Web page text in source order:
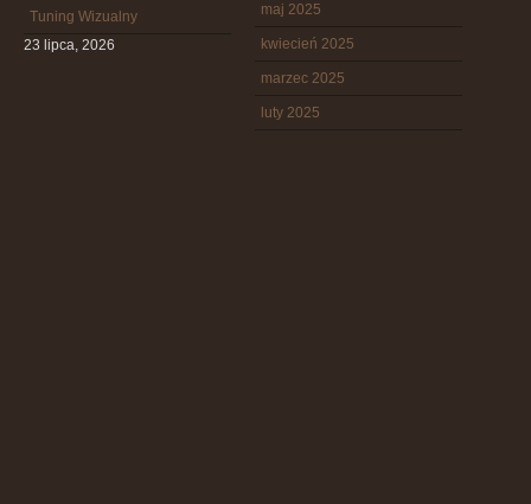
Tuning Wizualny
23 lipca, 2026
maj 2025
kwiecień 2025
marzec 2025
luty 2025